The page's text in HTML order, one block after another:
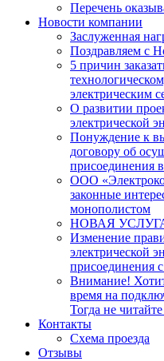
Перечень
Новости компании
Заслуженная
Поздравляем с
5 причин
электрическим
О развитии
электрической
Понуждение к
договору об
присоединения
ООО
законные
монополистом
НОВАЯ
Изменение
электрической
присоединения
Внимание!
время на
Тогда не
Контакты
Схема проезда
Отзывы